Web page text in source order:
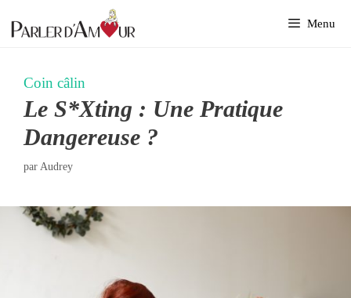
au
Menu
Coin câlin
Le S*xting : Une Pratique
Dangereuse ?
par Audrey